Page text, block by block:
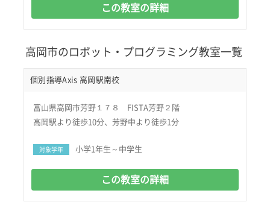
この教室の詳細
高岡市のロボット・プログラミング教室一覧
個別指導Axis 高岡駅南校
富山県高岡市芳野１７８ FISTA芳野２階
高岡駅より徒歩10分、芳野中より徒歩1分
対象学年 小学1年生～中学生
この教室の詳細